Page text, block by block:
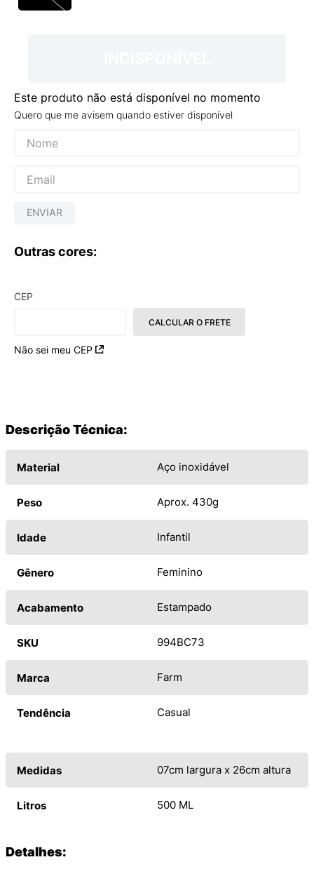
Este produto não está disponível no momento
Quero que me avisem quando estiver disponível
ENVIAR
Outras cores:
CEP
Não sei meu CEP
CALCULAR O FRETE
Descrição Técnica:
Material Aço inoxidável
Peso Aprox. 430g
Idade Infantil
Gênero Feminino
Acabamento Estampado
SKU 994BC73
Marca Farm
Tendência Casual
Medidas 07cm largura x 26cm altura
Litros 500 ML
Detalhes:
VEJA COUNTRY